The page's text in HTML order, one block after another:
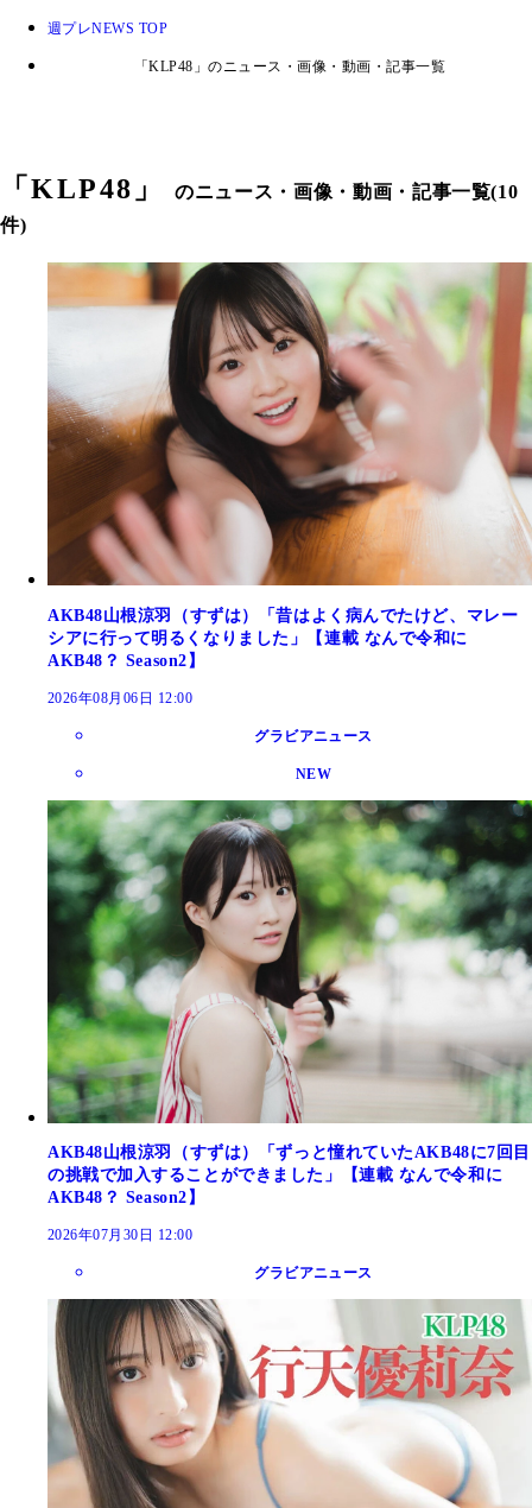
週プレNEWS TOP
「KLP48」のニュース・画像・動画・記事一覧
「KLP48 」のニュース・画像・動画・記事一覧(10
件)
AKB48山根涼羽（すずは）「昔はよく病んでたけど、マレー
シアに行って明るくなりました」【連載 なんで令和に
AKB48？ Season2】
2026年08月06日 12:00
グラビアニュース
NEW
AKB48山根涼羽（すずは）「ずっと憧れていたAKB48に7回目
の挑戦で加入することができました」【連載 なんで令和に
AKB48？ Season2】
2026年07月30日 12:00
グラビアニュース